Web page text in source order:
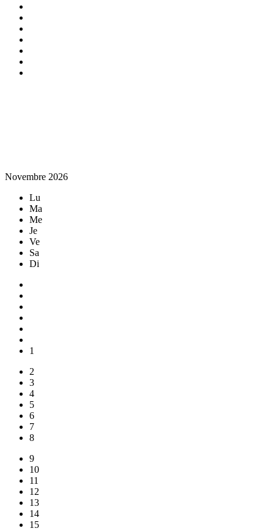
Novembre 2026
Lu
Ma
Me
Je
Ve
Sa
Di
1
2
3
4
5
6
7
8
9
10
11
12
13
14
15